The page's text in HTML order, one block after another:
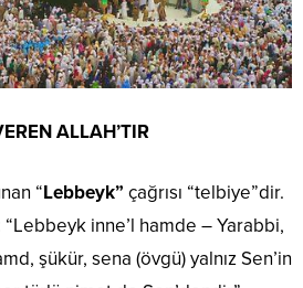
ALLAH’TIR
“Lebbeyk” çağrısı “telbiye”dir.
inne’l hamde – Yarabbi,
şükür, sena (övgü) yalnız Sen’in